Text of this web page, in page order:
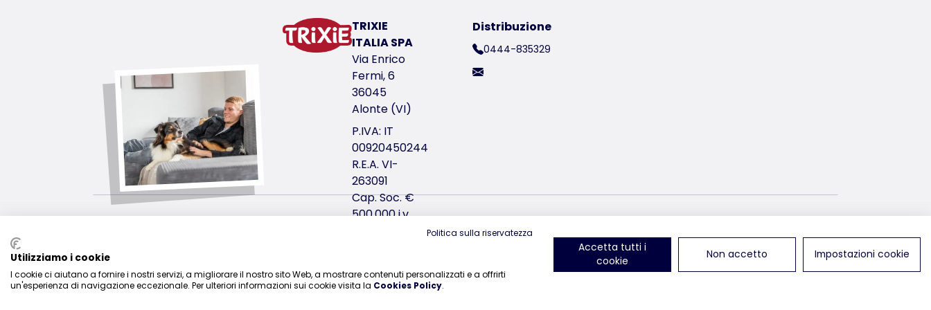
variante di prodotto: numero unico del prodotto 35885
38 cm
link per il download
TRIXIE Imballaggio 35885-85x85mm
TRIXIE
ITALIA SPA
Via Enrico
Fermi, 6
36045
Alonte (VI)
P.IVA: IT
00920450244
R.E.A. VI-
263091
Cap. Soc. €
500.000 i.v.
Distribuzione
0444-835329
ci trovi su Instagramci trovi su Facebookci trovi su YouTube
Politica sulla riservatezza
Utilizziamo i cookie
I cookie ci aiutano a fornire i nostri servizi, a migliorare il nostro sito Web, a mostrare contenuti personalizzati e a offrirti
un'esperienza di navigazione eccezionale. Per ulteriori informazioni sui cookie visita la Cookies Policy.
Accetta tutti i
cookie
Non accetto Impostazioni cookie